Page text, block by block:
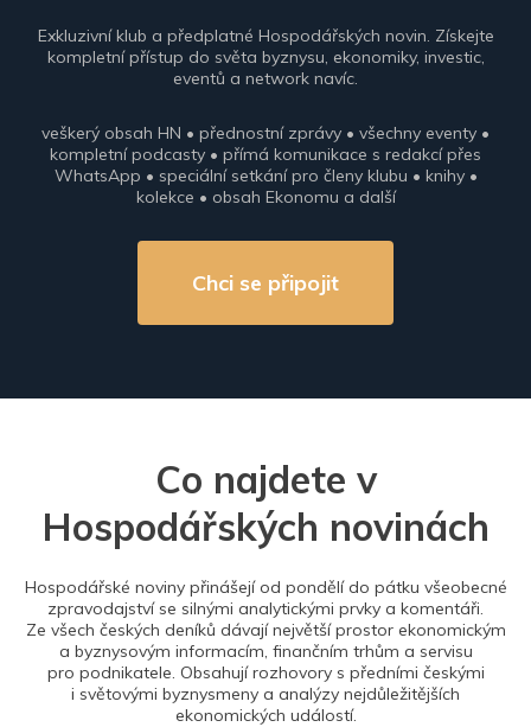
Exkluzivní klub a předplatné Hospodářských novin. Získejte
kompletní přístup do světa byznysu, ekonomiky, investic,
eventů a network navíc.
veškerý obsah HN • přednostní zprávy • všechny eventy •
kompletní podcasty • přímá komunikace s redakcí přes
WhatsApp • speciální setkání pro členy klubu • knihy •
kolekce • obsah Ekonomu a další
Chci se připojit
Co najdete v
Hospodářských novinách
Hospodářské noviny přinášejí od pondělí do pátku všeobecné
zpravodajství se silnými analytickými prvky a komentáři.
Ze všech českých deníků dávají největší prostor ekonomickým
a byznysovým informacím, finančním trhům a servisu
pro podnikatele. Obsahují rozhovory s předními českými
i světovými byznysmeny a analýzy nejdůležitějších
ekonomických událostí.